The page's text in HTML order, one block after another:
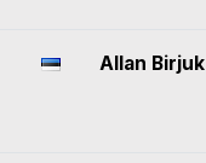
Allan